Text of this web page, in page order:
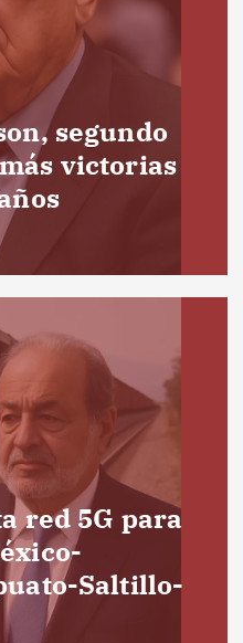
segundo
victorias
red 5G para
Saltillo-